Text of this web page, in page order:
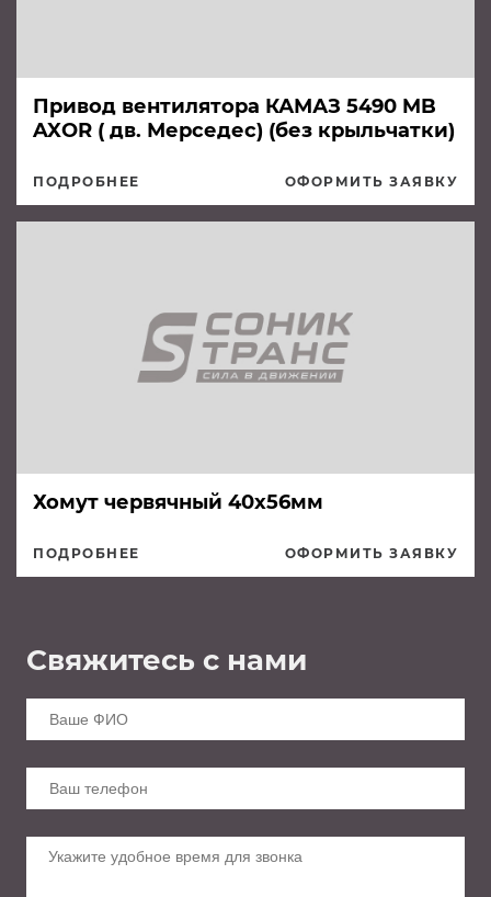
Привод вентилятора КАМАЗ 5490 MB
AXOR ( дв. Мерседес) (без крыльчатки)
ПОДРОБНЕЕ ОФОРМИТЬ ЗАЯВКУ
Хомут червячный 40х56мм
ПОДРОБНЕЕ ОФОРМИТЬ ЗАЯВКУ
Свяжитесь с нами